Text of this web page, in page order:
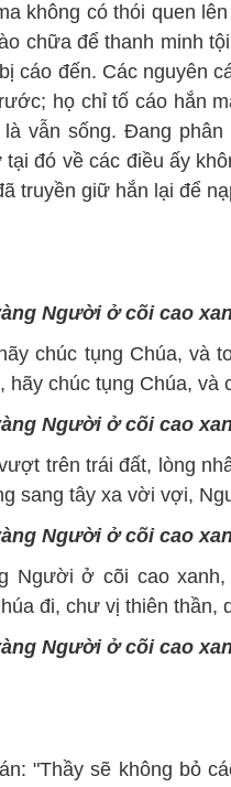
không có thói quen
chữa để thanh minh
cáo đến. Các nguyên
họ chỉ tố cáo hắn
vẫn sống. Ðang
đó về các điều ấy
truyền giữ hắn lại để
Người ở cõi cao
chúc tụng Chúa, và
chúc tụng Chúa, và
Người ở cõi cao
trên trái đất, lòng
sang tây xa vời vợi,
Người ở cõi cao
Người ở cõi cao
đi, chư vị thiên thần,
Người ở cõi cao
"Thầy sẽ không bỏ